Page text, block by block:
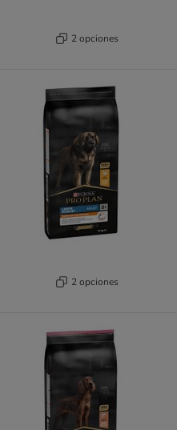
2 opciones
2 opciones